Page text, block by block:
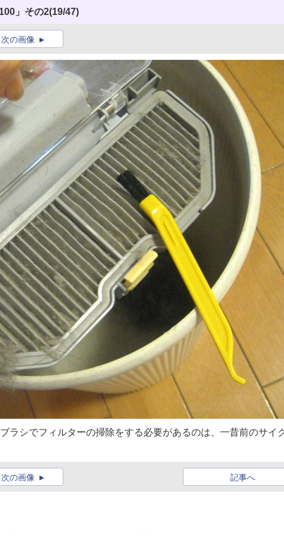
」その2(19/47)
次の画像
ラシでフィルターの掃除をする必要があるのは、一昔前のサイ
記事へ
次の画像